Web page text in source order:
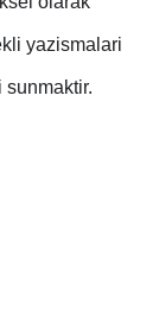
yazismalari